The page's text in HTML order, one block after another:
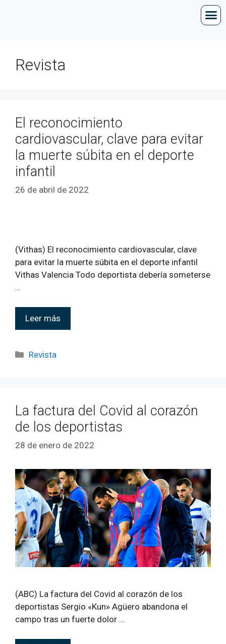
Revista
El reconocimiento
cardiovascular, clave para evitar
la muerte súbita en el deporte
infantil
26 de abril de 2022
(Vithas) El reconocimiento cardiovascular, clave
para evitar la muerte súbita en el deporte infantil
Vithas Valencia Todo deportista debería someterse
…
Leer más
Revista
La factura del Covid al corazón
de los deportistas
28 de enero de 2022
(ABC) La factura del Covid al corazón de los
deportistas Sergio «Kun» Agüero abandona el
campo tras un fuerte dolor …